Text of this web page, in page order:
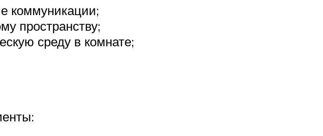
коммуникации;
пространству;
среду в комнате;